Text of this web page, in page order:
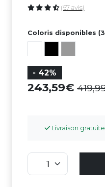
(67 avis)
Coloris disponibles
- 42%
243,59
Livraison gratuite